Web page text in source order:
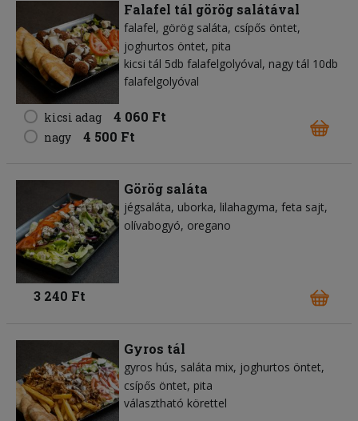
Falafel tál görög salátával
falafel görög saláta csípős öntet
joghurtos öntet pita
kicsi tál 5db falafelgolyóval, nagy tál 10db
falafelgolyóval
kicsi adag 4 060 Ft
nagy 4 500 Ft
Görög saláta
jégsaláta uborka lilahagyma feta sajt
olívabogyó oregano
3 240 Ft
Gyros tál
gyros hús saláta mix joghurtos öntet
csípős öntet pita
választható körettel